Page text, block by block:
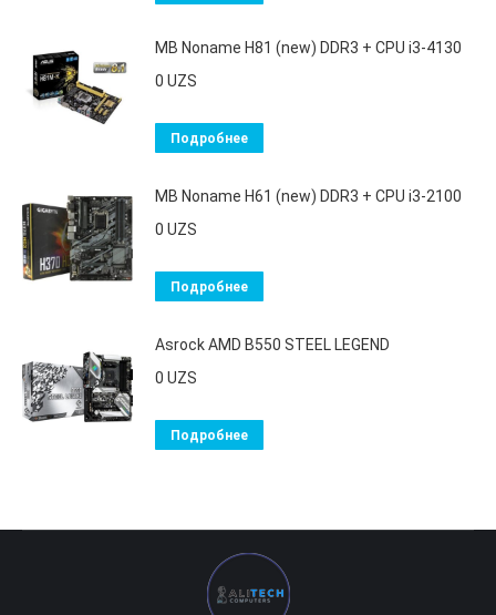
MB Noname H81 (new) DDR3 + CPU i3-4130
0 UZS
Подробнее
MB Noname H61 (new) DDR3 + CPU i3-2100
0 UZS
Подробнее
Asrock AMD B550 STEEL LEGEND
0 UZS
Подробнее